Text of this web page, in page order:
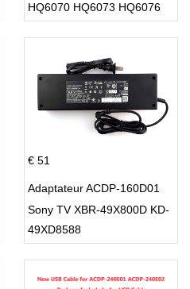
HQ6070 HQ6073 HQ6076
€ 51
Adaptateur ACDP-160D01
Sony TV XBR-49X800D KD-
49XD8588